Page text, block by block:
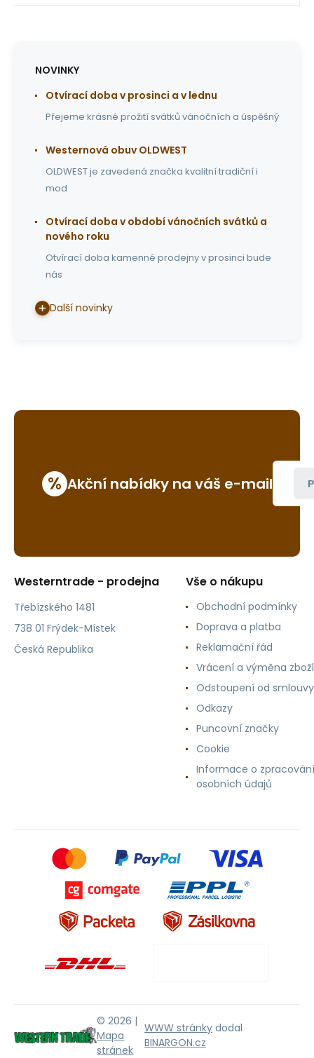
NOVINKY
Otvírací doba v prosinci a v lednu
Přejeme krásné prožití svátků vánočních a úspěšný
Westernová obuv OLDWEST
OLDWEST je zavedená značka kvalitní tradiční i
mod
Otvírací doba v období vánočních svátků a
nového roku
Otvírací doba kamenné prodejny v prosinci bude
nás
Další novinky
% Akční nabídky na váš e-mail
Westerntrade - prodejna
Třebízského 1481
738 01 Frýdek-Místek
Česká Republika
Vše o nákupu
Obchodní podmínky
Doprava a platba
Reklamační řád
Vrácení a výměna zboží
Odstoupení od smlouvy
Odkazy
Puncovní značky
Cookie
Informace o zpracování
osobních údajů
© 2026 |
Mapa
stránek
WWW stránky dodal
BINARGON.cz